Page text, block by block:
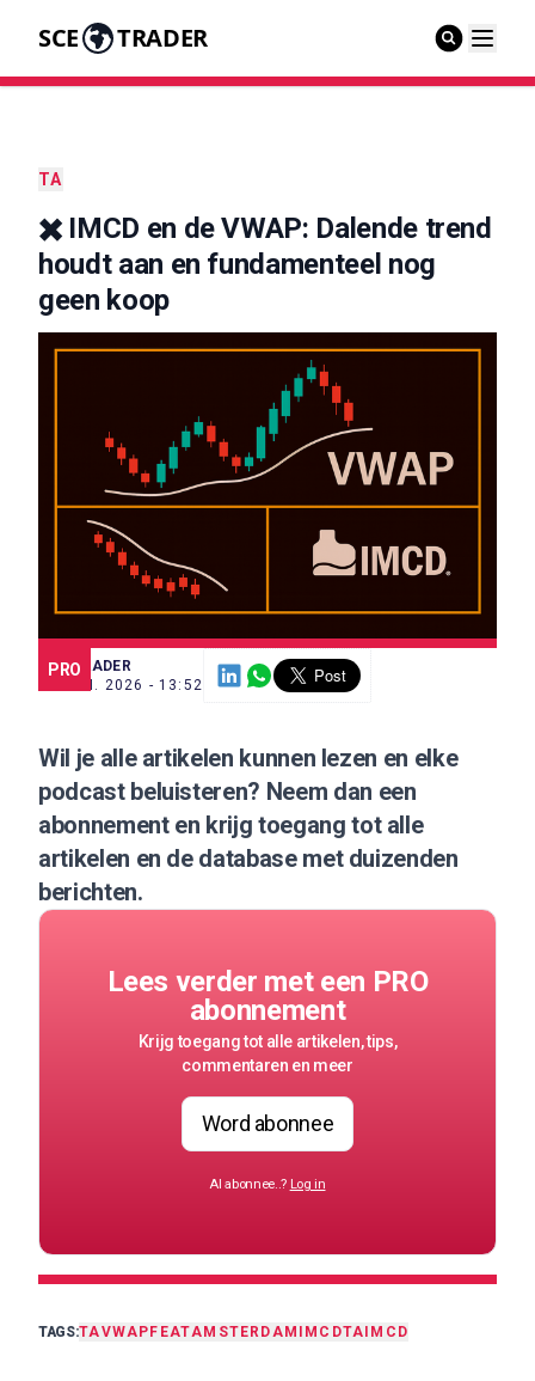
SCE TRADER
TA
✖️ IMCD en de VWAP: Dalende trend
houdt aan en fundamenteel nog
geen koop
PRO
SCE TRADER
12 JAN. 2026 - 13:52
Wil je alle artikelen kunnen lezen en elke
podcast beluisteren? Neem dan een
abonnementen krijg toegang tot alle
artikelen en de database met duizenden
berichten.
Lees verder met een PRO
abonnement
Krijg toegang tot alle artikelen, tips,
commentaren en meer
Word abonnee
Al abonnee..? Log in
TAGS:TAVWAP FEATAMSTERDAM IMCDTA IMCD